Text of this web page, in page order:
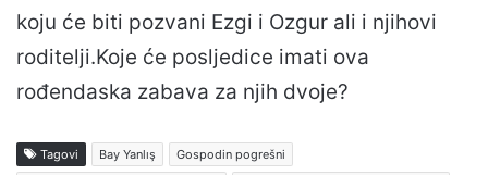
koju će biti pozvani Ezgi i Ozgur ali i njihovi
roditelji.Koje će posljedice imati ova
rođendaska zabava za njih dvoje?
Tagovi Bay Yanlış
Gospodin pogrešni